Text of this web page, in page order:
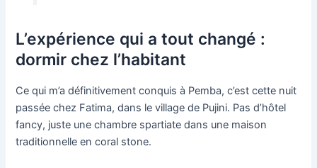
L’expérience qui a tout changé :
dormir chez l’habitant
Ce qui m’a définitivement conquis à Pemba, c’est cette nuit
passée chez Fatima, dans le village de Pujini. Pas d’hôtel
fancy, juste une chambre spartiate dans une maison
traditionnelle en coral stone.